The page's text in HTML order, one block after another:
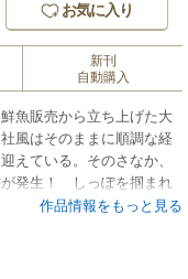
お気に入り
新刊
自動購入
魚販売から立ち上げた大
風はそのままに順調な経
えている。そのさなか、
が発生！ しっぽを掴まれ
も秘書の金子の側に寄る
が、その会社最優先の様
作品情報をもっと見る